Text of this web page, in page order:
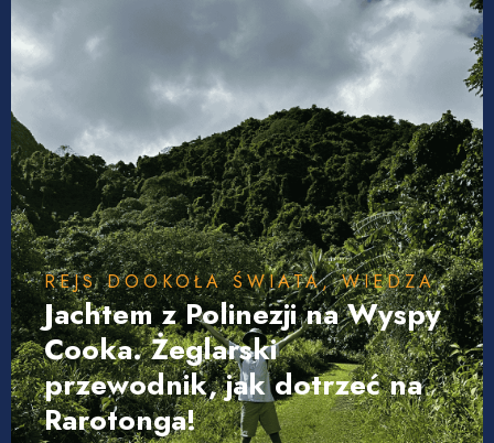
REJS DOOKOŁA ŚWIATA,WIEDZA
Jachtem z Polinezji na Wyspy
Cooka. Żeglarski
przewodnik, jak dotrzeć na
Rarotonga!